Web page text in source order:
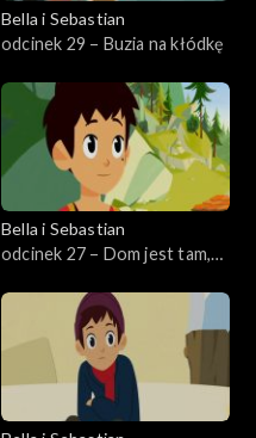
Bella i Sebastian
odcinek 29 – Buzia na kłódkę
Bella i Sebastian
odcinek 27 – Dom jest tam,